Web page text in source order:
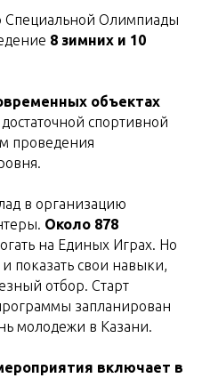
Специальной Олимпиады
8 зимних и 10
объектах
спортивной
проведения
в организацию
Около 878
на Единых Играх. Но
показать свои навыки,
отбор. Старт
запланирован
молодежи в Казани.
включает в